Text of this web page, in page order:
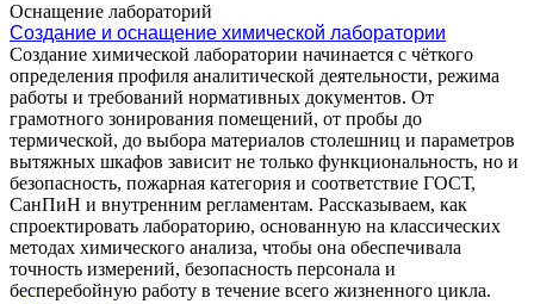
Оснащение лабораторий
Создание и оснащение химической лаборатории
Создание химической лаборатории начинается с чёткого
определения профиля аналитической деятельности, режима
работы и требований нормативных документов. От
грамотного зонирования помещений, от пробы до
термической, до выбора материалов столешниц и параметров
вытяжных шкафов зависит не только функциональность, но и
безопасность, пожарная категория и соответствие ГОСТ,
СанПиН и внутренним регламентам. Рассказываем, как
спроектировать лабораторию, основанную на классических
методах химического анализа, чтобы она обеспечивала
точность измерений, безопасность персонала и
бесперебойную работу в течение всего жизненного цикла.